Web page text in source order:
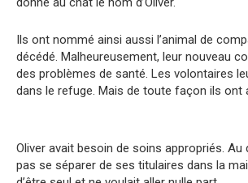
Ils ont nommé ainsi aussi l’animal de
décédé. Malheureusement, leur nouveau
des problèmes de santé. Les volontaires
dans le refuge. Mais de toute façon ils ont
Oliver avait besoin de soins appropriés. Au
pas se séparer de ses titulaires dans la